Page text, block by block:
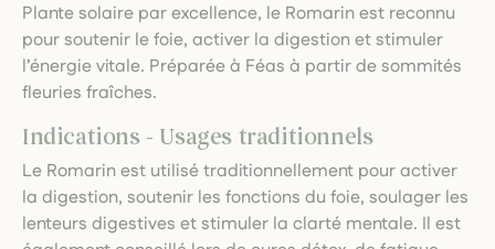
Plante solaire par excellence, le Romarin est reconnu
pour soutenir le foie, activer la digestion et stimuler
l’énergie vitale. Préparée à Féas à partir de sommités
fleuries fraîches.
Indications - Usages traditionnels
Le Romarin est utilisé traditionnellement pour activer
la digestion, soutenir les fonctions du foie, soulager les
lenteurs digestives et stimuler la clarté mentale. Il est